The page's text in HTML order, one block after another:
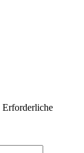
Erforderliche